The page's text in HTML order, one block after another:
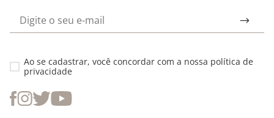
Ao se cadastrar, você concordar com a nossa política de
privacidade